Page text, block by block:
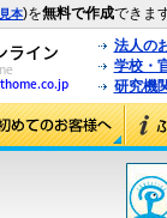
見本)を無料で作成できま
法人の
学校・
研究機